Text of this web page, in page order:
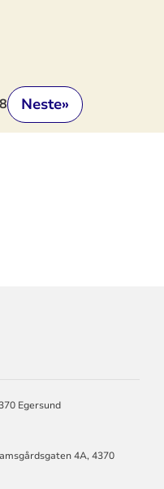
Neste»
Egersund
4A, 4370